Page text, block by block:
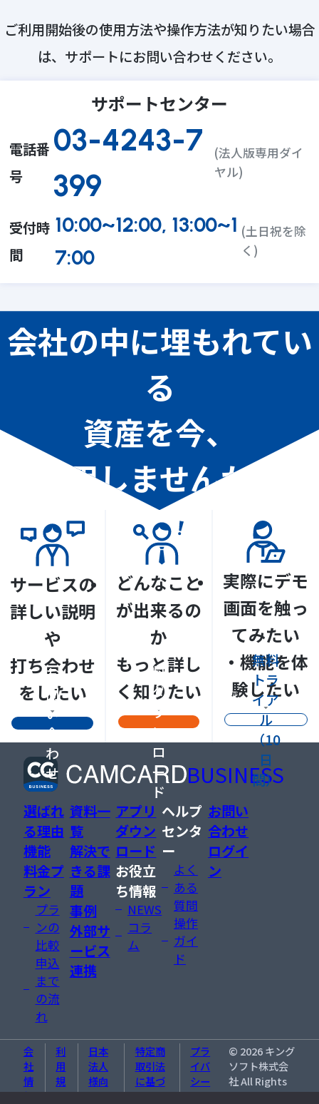
ご利用開始後の使用方法や操作方法が知りたい場合
は、サポートにお問い合わせください。
サポートセンター
電話番
号
03-4243-7
399
(法人版専用ダイ
ヤル)
受付時
間
10:00~12:00, 13:00~1
7:00
(土日祝を除
く)
会社の中に埋もれてい
る
資産を今、
活用しませんか？
サービスの
詳しい説明
や
打ち合わせ
をしたい
お
問
い
合
わ
せ
どんなこと
が出来るの
か
もっと詳し
く知りたい
資
料
ダ
ウ
ン
ロ
ー
ド
実際にデモ
画面を触っ
てみたい
・機能を体
験したい
無料
トラ
イア
ル
（10
日
間）
BUSINESS
選ばれ
る理由
機能
料金プ
ラン
プラ
ンの
比較
申込
まで
の流
れ
資料一
覧
解決で
きる課
題
事例
外部サ
ービス
連携
アプリ
ダウン
ロード
お役立
ち情報
NEWS
コラ
ム
ヘルプ
センタ
ー
よく
ある
質問
操作
ガイ
ド
お問い
合わせ
ログイ
ン
会
社
情
報
利
用
規
約
日本
法人
様向
け特
特定商
取引法
に基づ
く表記
プラ
イバ
シー
ポリ
© 2026キング
ソフト株式会
社 All Rights
Reserved.